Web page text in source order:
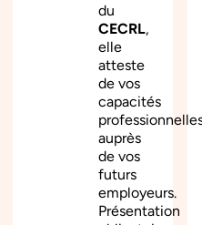
du
CECRL,
elle
atteste
de vos
capacités
auprès
de vos
futurs
employeurs.
Présentation